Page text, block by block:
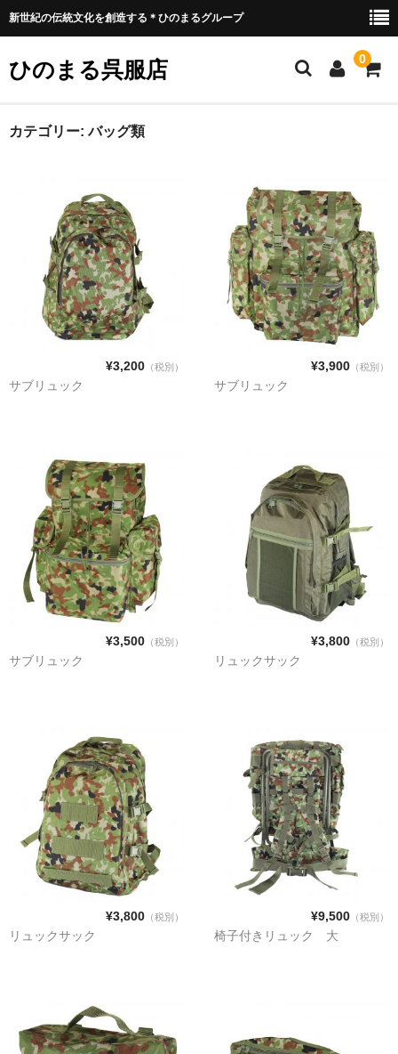
新世紀の伝統文化を創造する＊ひのまるグループ
ひのまる呉服店 0
ホーム
お好みプリント
お好みプリント 例1
ミリタリー部
ウェア類
装具類
カテゴリー:バッグ類
¥3,200（税別）
サブリュック
¥3,900（税別）
サブリュック
¥3,500（税別）
サブリュック
¥3,800（税別）
リュックサック
¥3,800（税別）
リュックサック
¥9,500（税別）
椅子付きリュック 大